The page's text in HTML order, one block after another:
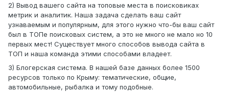
2) Вывод вашего сайта на топовые места в поисковиках
метрик и аналитик. Наша задача сделать ваш сайт
узнаваемым и популярным, для этого нужно что-бы ваш сайт
был в ТОПе поисковых систем, а это не много не мало но 10
первых мест! Существует много способов вывода сайта в
ТОП и наша команда этими способами владеет.
3) Блогерская система. В нашей базе данных более 1500
ресурсов только по Крыму: тематические, общие,
автомобильные, рыбалка и тому подобные.